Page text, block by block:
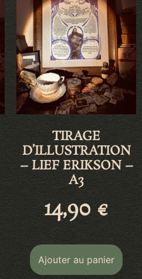
TIRAGE
D’ILLUSTRATION
– LIEF ERIKSON –
A3
14,90€
Ajouter au panier